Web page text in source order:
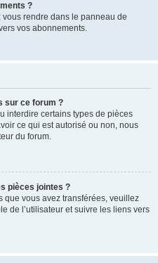
?
rendre dans le panneau de
vos abonnements.
sur ce forum ?
interdire certains types de pièces
ce qui est autorisé ou non, nous
du forum.
pièces jointes ?
que vous avez transférées, veuillez
de l’utilisateur et suivre les liens vers